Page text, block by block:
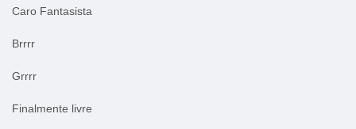
Caro Fantasista
Brrrr
Grrrr
Finalmente livre